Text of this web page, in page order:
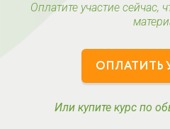
Оплатите участие сейчас,
ОПЛАТИТЬ
Или купите курс по